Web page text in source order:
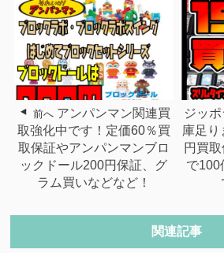
前へ アンパンマン関連買
取強化中です！定価60％買
取保証やアンパンマンブロ
ックドール200円保証、グ
ラム買いなどなど！
ジッ
庫足り
円買
で100
関連記事